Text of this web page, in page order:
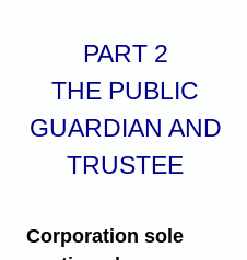
PART 2
THE PUBLIC
GUARDIAN AND
TRUSTEE
Corporation sole